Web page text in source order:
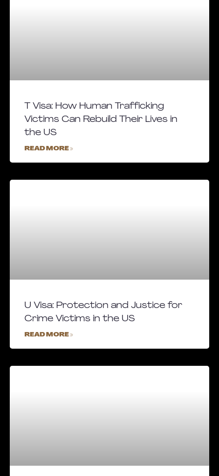
T Visa: How Human Trafficking
Victims Can Rebuild Their Lives in
the US
READ MORE »
U Visa: Protection and Justice for
Crime Victims in the US
READ MORE »